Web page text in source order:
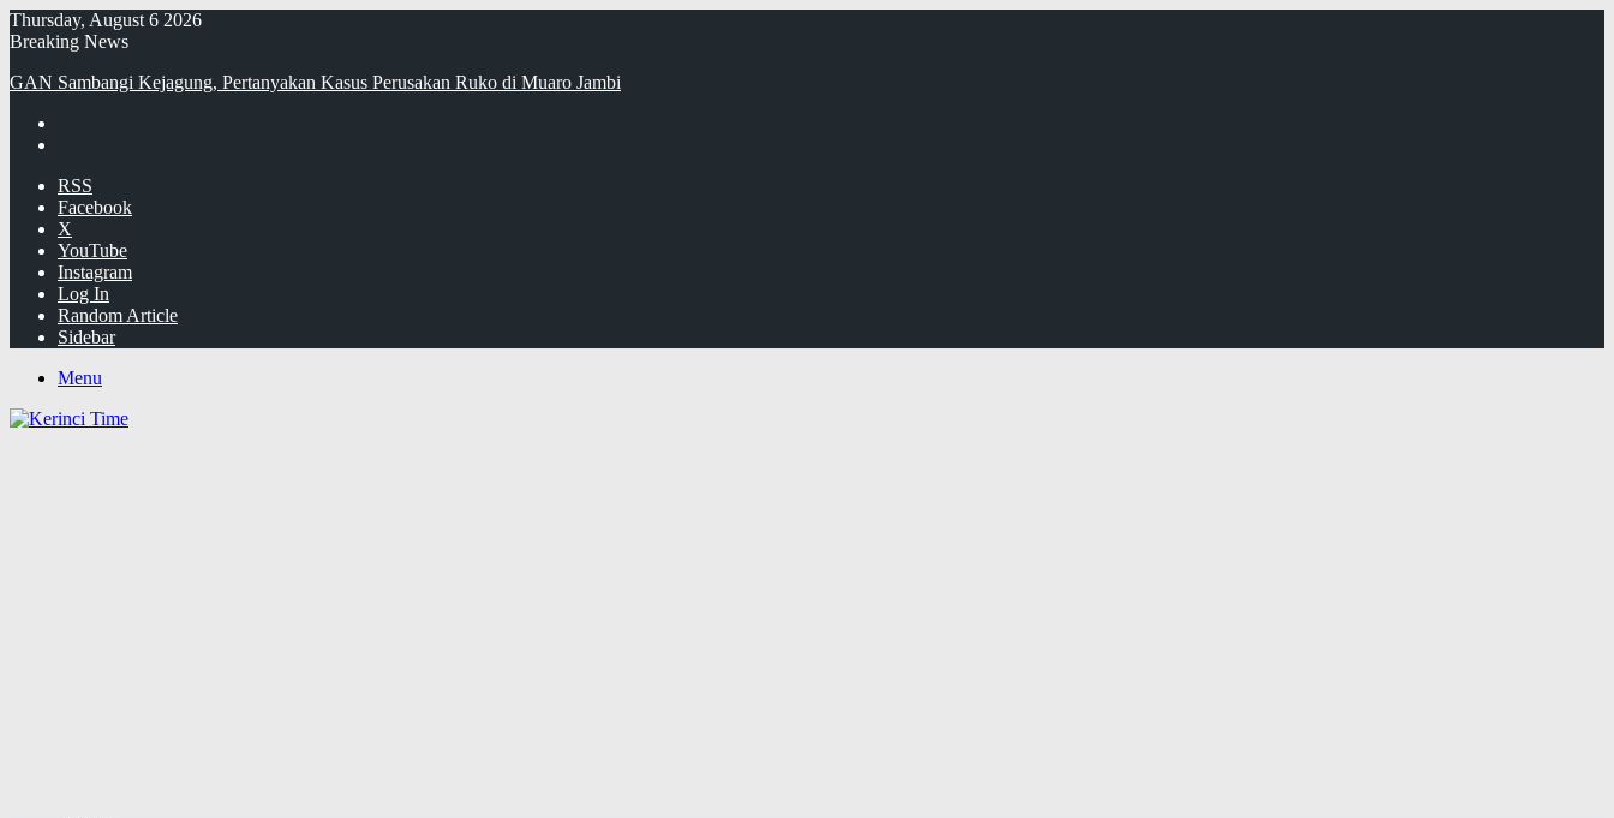
Thursday, August 6 2026
Breaking News
GAN Sambangi Kejagung, Pertanyakan Kasus Perusakan Ruko di Muaro Jambi
RSS
Facebook
X
YouTube
Instagram
Log In
Random Article
Sidebar
Menu